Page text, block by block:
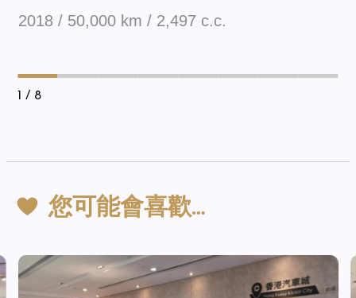
2018 / 50,000 km / 2,497 c.c.
1 / 8
您可能會喜歡…